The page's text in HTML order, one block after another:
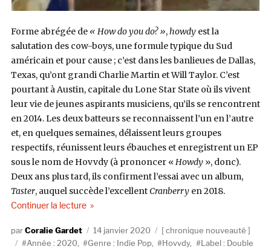
Forme abrégée de « How do you do? »,howdyest la
salutation des cow-boys, une formule typique du Sud
américain et pour cause ; c’est dans les banlieues de Dallas,
Texas, qu’ont grandi Charlie Martin et Will Taylor. C’est
pourtant à Austin, capitale du Lone Star State où ils vivent
leur vie de jeunes aspirants musiciens, qu’ils se rencontrent
en 2014. Les deux batteurs se reconnaissent l’un en l’autre
et, en quelques semaines, délaissent leurs groupes
respectifs, réunissent leurs ébauches et enregistrent un EP
sous le nom de Hovvdy (à prononcer «Howdy», donc).
Deux ans plus tard, ils confirment l’essai avec un album,
Taster, auquel succède l’excellentCranberryen 2018.
Continuer la lecturede « Hovvdy, Heavy Lifter (Double Double
AuteurCoralie Gardet
Publié
le
14 janvier 2020 Catégories
chronique nouveauté
Étiquettes
Année : 2020, Genre : Indie Pop, Hovvdy,
Label : Double